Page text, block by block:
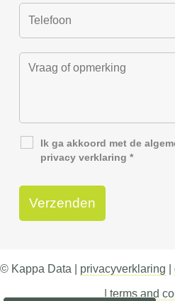
Ik ga akkoord met de
privacy verklaring *
© Kappa Data | privacyverklaring
terms and